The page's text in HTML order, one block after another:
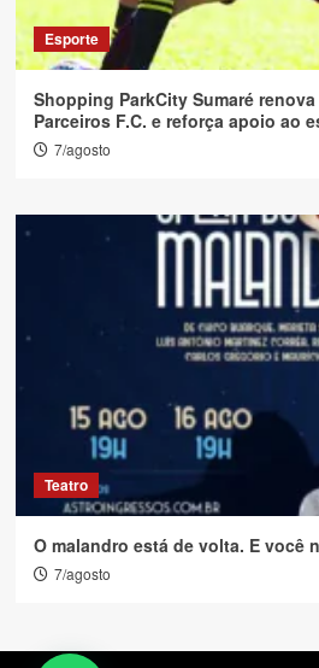
Esporte
Shopping ParkCity Sumaré
Parceiros F.C. e reforça apoio ao
7/agosto
Teatro
O malandro está de volta. E você
7/agosto